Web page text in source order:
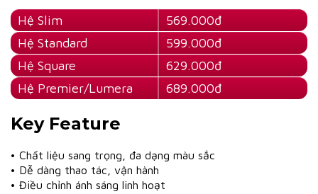
Hệ Slim
569.000đ
Hệ Standard
599.000đ
Hệ Square
629.000đ
Hệ Premier/Lumera
689.000đ
Key Feature
• Chất liệu sang trọng, đa dạng màu sắc
• Dễ dàng thao tác, vận hành
• Điều chỉnh ánh sáng linh hoạt